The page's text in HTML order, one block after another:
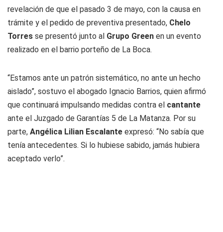
revelación de que el pasado 3 de mayo, con la causa en
trámite y el pedido de preventiva presentado, Chelo
Torres se presentó junto al Grupo Green en un evento
realizado en el barrio porteño de La Boca.
“Estamos ante un patrón sistemático, no ante un hecho
aislado”, sostuvo el abogado Ignacio Barrios, quien afirmó
que continuará impulsando medidas contra el cantante
ante el Juzgado de Garantías 5 de La Matanza. Por su
parte, Angélica Lilian Escalante expresó: “No sabía que
tenía antecedentes. Si lo hubiese sabido, jamás hubiera
aceptado verlo”.